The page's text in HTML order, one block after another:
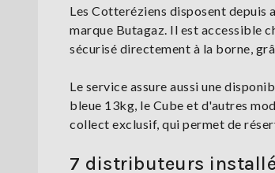
Les Cotteréziens disposent
marque Butagaz. Il est accessible
sécurisé directement à la borne,
Le service assure aussi une
bleue 13kg, le Cube et d'autres
collect exclusif, qui permet de
7 distributeurs